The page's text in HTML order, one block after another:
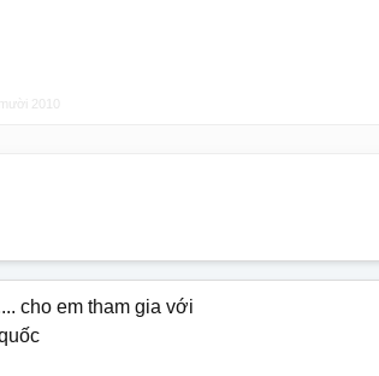
2010
cho em tham gia với